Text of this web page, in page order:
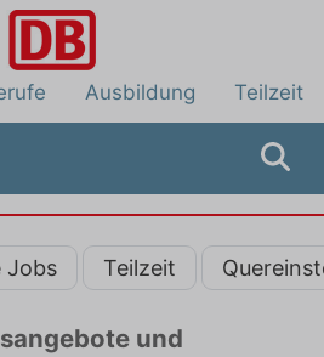
Ausbildung Teilzeit
Jobs Teilzeit
und